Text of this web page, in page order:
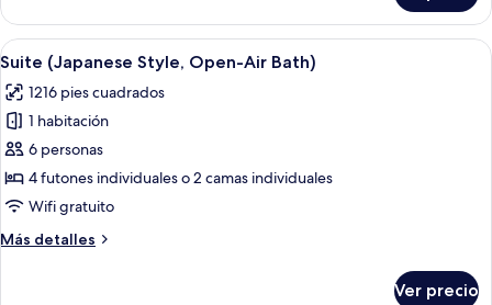
Bath)
doble
(Japanese
Style,
Air
Bath)
Abrir
todas
las
fotos
de
Suite
(Japanese
Open-
Una habitación de hotel con una
9
Suite (Japanese Style, Open-Air Bath)
1216 pies cuadrados
1 habitación
6 personas
4 futones individuales o 2 camas individuales
Wifi gratuito
Más detalles
Más
Ver precio